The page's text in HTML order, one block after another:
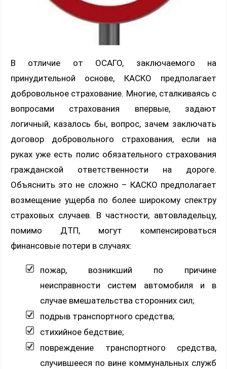
В отличие от ОСАГО, заключаемого на
принудительной основе, КАСКО предполагает
добровольное страхование. Многие, сталкиваясь с
вопросами страхования впервые, задают
логичный, казалось бы, вопрос, зачем заключать
договор добровольного страхования, если на
руках уже есть полис обязательного страхования
гражданской ответственности на дороге.
Объяснить это не сложно – КАСКО предполагает
возмещение ущерба по более широкому спектру
страховых случаев. В частности, автовладельцу,
помимо ДТП, могут компенсироваться
финансовые потери в случаях:
пожар, возникший по причине
неисправности систем автомобиля и в
случае вмешательства сторонних сил;
подрыв транспортного средства;
стихийное бедствие;
повреждение транспортного средства,
случившееся по вине коммунальных служб